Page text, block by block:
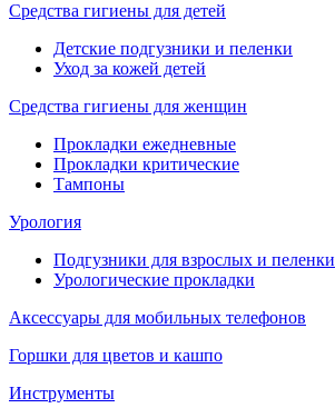
Средства гигиены для детей
Детские подгузники и пеленки
Уход за кожей детей
Средства гигиены для женщин
Прокладки ежедневные
Прокладки критические
Тампоны
Урология
Подгузники для взрослых и пеленки
Урологические прокладки
Аксессуары для мобильных телефонов
Горшки для цветов и кашпо
Инструменты